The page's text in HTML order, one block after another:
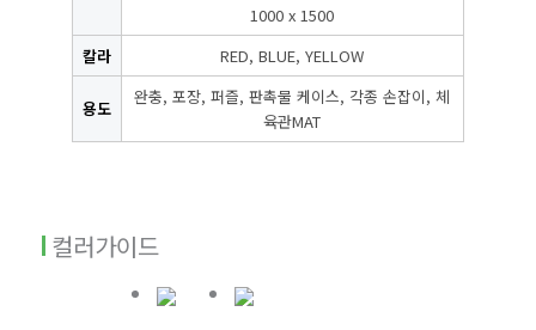
1000 x 1500
칼라
RED, BLUE, YELLOW
용도
완충, 포장, 퍼즐, 판촉물 케이스, 각종 손잡이, 체
육관MAT
컬러가이드